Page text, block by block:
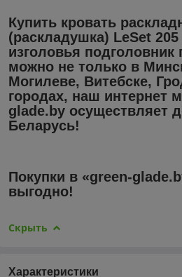
Купить кровать
(раскладушка) LeSet
изголовья подголовник
можно не только в
Могилеве, Витебске,
городах, наш интернет
glade.by осуществляет
Беларусь!
Покупки в «green-
выгодно!
Скрыть
Характеристики